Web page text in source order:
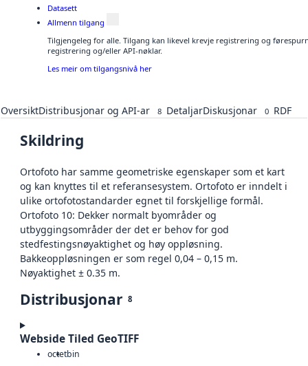
Datasett
Allmenn tilgang
Tilgjengeleg for alle. Tilgang kan likevel krevje registrering og
registrering og/eller API-nøklar.
Les meir om tilgangsnivå her
OversiktDistribusjonar og API-ar 8 DetaljarDiskusjonar 0 RDF
Skildring
Ortofoto har samme geometriske egenskaper som et kart
og kan knyttes til et referansesystem. Ortofoto er inndelt i
ulike ortofotostandarder egnet til forskjellige formål.
Ortofoto 10: Dekker normalt byområder og
utbyggingsområder der det er behov for god
stedfestingsnøyaktighet og høy oppløsning.
Bakkeoppløsningen er som regel 0,04 – 0,15 m.
Nøyaktighet ± 0.35 m.
Distribusjonar 8
Webside Tiled GeoTIFF
octetbin